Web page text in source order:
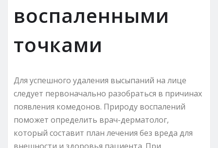
воспаленными
точками
Для успешного удаления высыпаний на лице
следует первоначально разобраться в причинах
появления комедонов. Природу воспалений
поможет определить врач-дерматолог,
который составит план лечения без вреда для